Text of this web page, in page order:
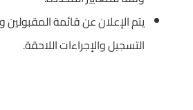
يتم الإعلان عن قائمة
التسجيل والإجراءات اللاحقة.